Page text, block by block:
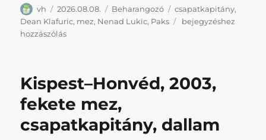
Szerző
vh Közzétéve
2026.08.08. Kategória
Beharangozó Címke
csapatkapitány,
Dean Klafuric, mez, Nenad Lukic, Paks
Egy
2,5
bejegyzéshez
hozzászólás
Kispest–Honvéd, 2003,
fekete mez,
csapatkapitány, dallam